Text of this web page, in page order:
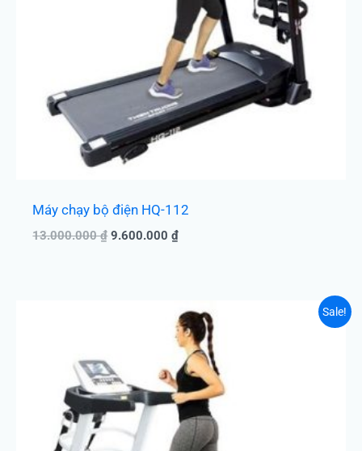
Máy chạy bộ điện HQ-112
13.000.000₫ 9.600.000₫
Sale!
16.000.000 ₫.
Giá
hiện
tại
là:
13.900.000 ₫.